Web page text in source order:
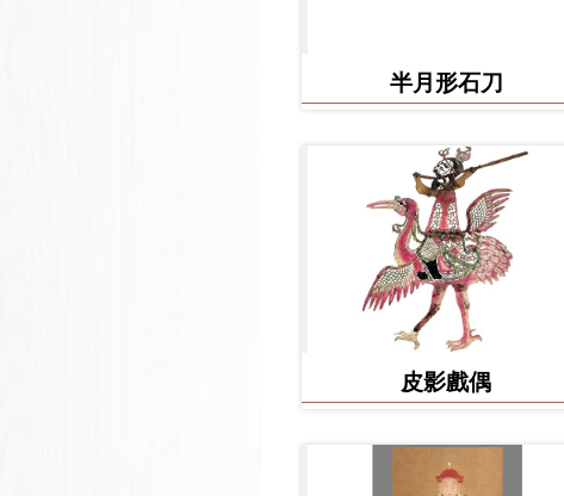
半月形石刀
皮影戲偶